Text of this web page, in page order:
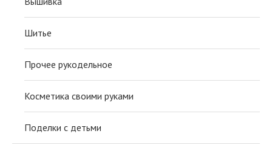
Шитье
Прочее рукодельное
Косметика своими руками
Поделки с детьми